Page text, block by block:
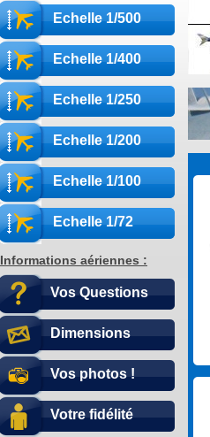
Echelle 1/500
Echelle 1/400
Echelle 1/250
Echelle 1/200
Echelle 1/100
Echelle 1/72
Informations aériennes :
Vos Questions
Dimensions
Vos photos !
Votre fidélité